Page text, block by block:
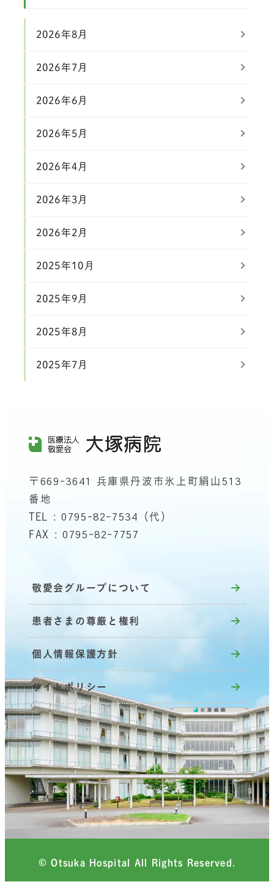
2026年8月
2026年7月
2026年6月
2026年5月
2026年4月
2026年3月
2026年2月
2025年10月
2025年9月
2025年8月
2025年7月
〒669-3641 兵庫県丹波市氷上町絹山513
番地
TEL : 0795-82-7534（代）
FAX : 0795-82-7757
敬愛会グループについて
患者さまの尊厳と権利
個人情報保護方針
サイトポリシー
© Otsuka Hospital All Rights Reserved.